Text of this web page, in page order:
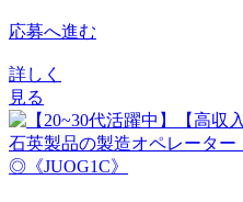
応募へ進む
詳しく
見る